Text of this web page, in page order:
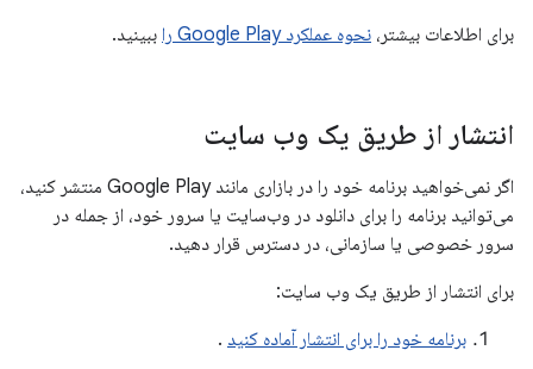
برای اطلاعات بیشتر، نحوه عملکرد Google Play را ببینید.
انتشار از طریق یک وب سایت
اگر نمی‌خواهید برنامه خود را در بازاری مانند Google Play منتشر کنید،
می‌توانید برنامه را برای دانلود در وب‌سایت یا سرور خود، از جمله در
سرور خصوصی یا سازمانی، در دسترس قرار دهید.
برای انتشار از طریق یک وب سایت:
برنامه خود را برای انتشار آماده کنید .